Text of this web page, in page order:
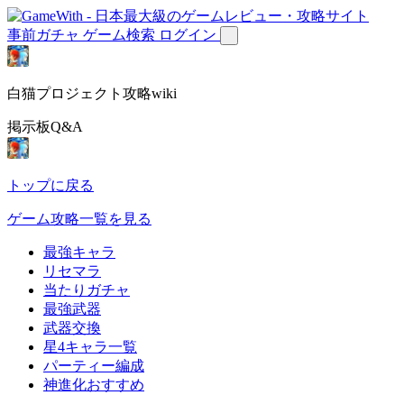
事前ガチャ ゲーム検索 ログイン
白猫プロジェクト攻略wiki
掲示板Q&A
トップに戻る
ゲーム攻略一覧を見る
最強キャラ
リセマラ
当たりガチャ
最強武器
武器交換
星4キャラ一覧
パーティー編成
神進化おすすめ